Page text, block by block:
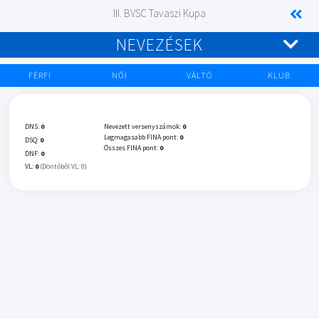
III. BVSC Tavaszi Kupa
NEVEZÉSEK
FÉRFI NŐI VÁLTÓ KLUB
DNS: 0
DSQ: 0
DNF: 0
VL: 0 (Döntőből VL: 0)
Nevezett versenyszámok: 0
Legmagasabb FINA pont: 0
Összes FINA pont: 0